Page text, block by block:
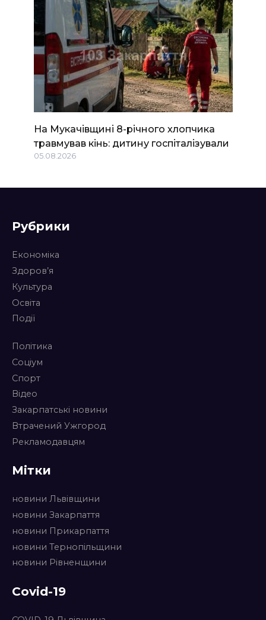
На Мукачівщині 8-річного хлопчика
травмував кінь: дитину госпіталізували
05.08.2026
Рубрики
Економіка
Здоров’я
Культура
Освіта
Події
Політика
Соціум
Спорт
Відео
Закарпатські новини
Втрачений Ужгород
Рекламодавцям
Мітки
новини Львівщини
новини Закарпаття
новини Прикарпаття
новини Тернопільщини
новини Рівненщини
Covid-19